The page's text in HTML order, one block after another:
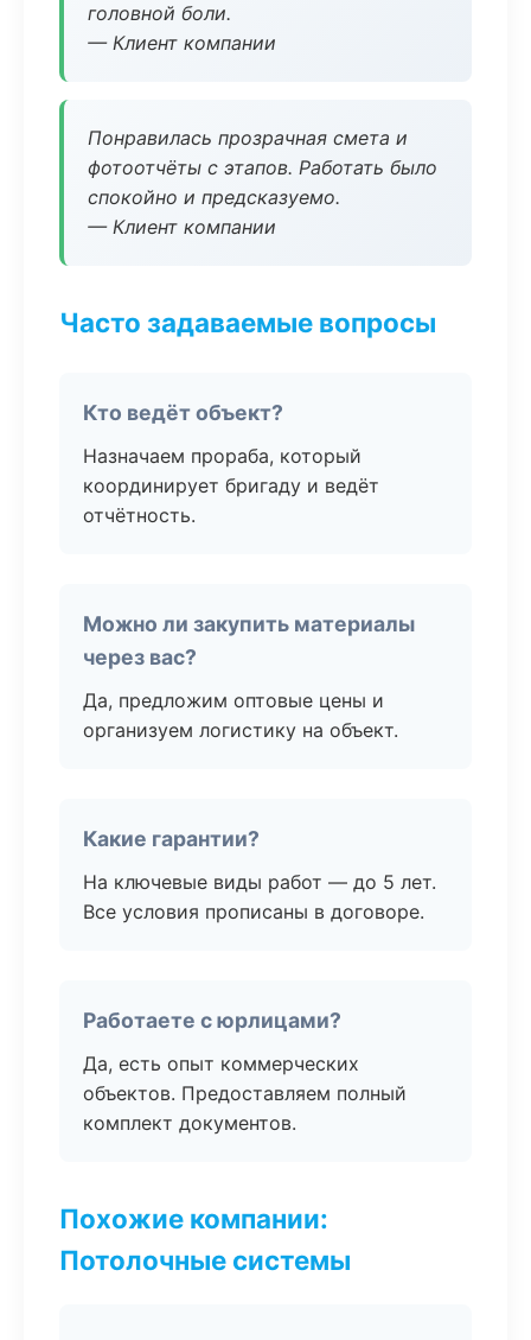
головной боли.
— Клиент компании
Понравилась прозрачная смета и
фотоотчёты с этапов. Работать было
спокойно и предсказуемо.
— Клиент компании
Часто задаваемые вопросы
Кто ведёт объект?
Назначаем прораба, который
координирует бригаду и ведёт
отчётность.
Можно ли закупить материалы
через вас?
Да, предложим оптовые цены и
организуем логистику на объект.
Какие гарантии?
На ключевые виды работ — до 5 лет.
Все условия прописаны в договоре.
Работаете с юрлицами?
Да, есть опыт коммерческих
объектов. Предоставляем полный
комплект документов.
Похожие компании:
Потолочные системы